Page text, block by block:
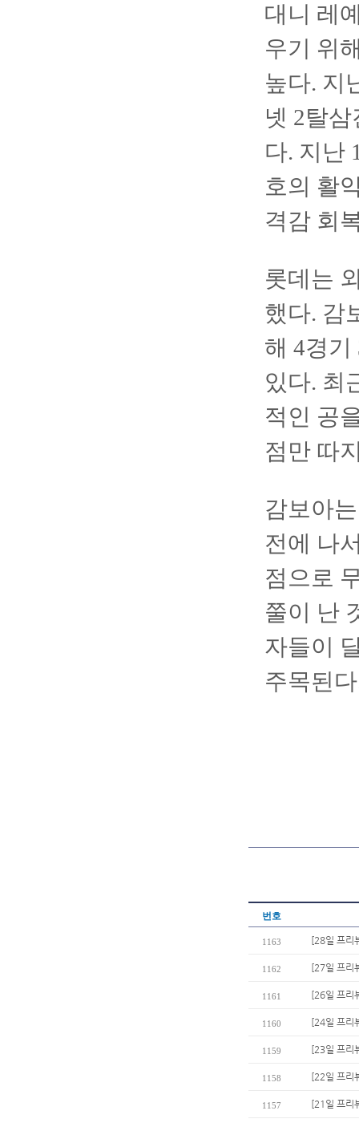
대니 레
우기 위
높다. 지
넷 2탈
다. 지난
호의 활
격감 회
롯데는
했다. 감
해 4경기
있다. 최
적인 공
점만 따
감보아
전에 나
점으로
쭐이 난
자들이
주목된
번호
1163 [28일 프리
1162 [27일 프리
1161 [26일 프리
1160 [24일 프리
1159 [23일 프리
1158 [22일 프리
1157 [21일 프리